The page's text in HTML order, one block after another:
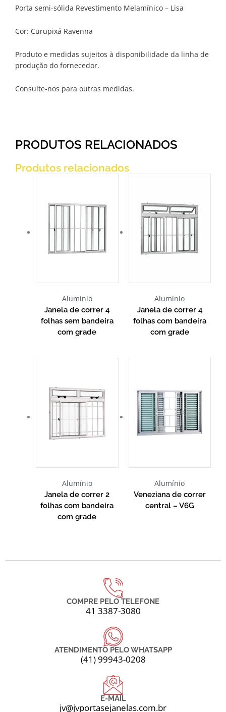
Porta semi-sólida Revestimento Melamínico – Lisa
Cor: Curupixá Ravenna
Produto e medidas sujeitos à disponibilidade da linha de
produção do fornecedor.
Consulte-nos para outras medidas.
PRODUTOS RELACIONADOS
Produtos relacionados
Alumínio
Janela de correr 4
folhas sem bandeira
com grade
Alumínio
Janela de correr 4
folhas com bandeira
com grade
Alumínio
Janela de correr 2
folhas com bandeira
com grade
Alumínio
Veneziana de correr
central – V6G
COMPRE PELO TELEFONE
41 3387-3080
ATENDIMENTO PELO WHATSAPP
(41) 99943-0208
E-MAIL
jv@jvportasejanelas.com.br